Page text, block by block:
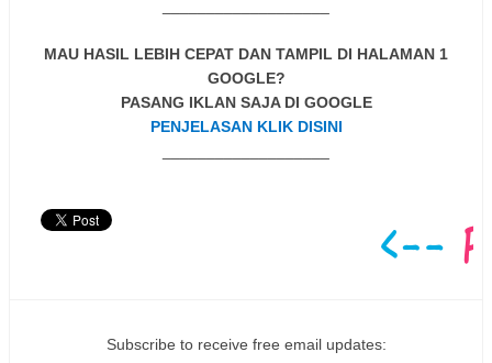
MAU HASIL LEBIH CEPAT DAN TAMPIL DI HALAMAN 1
GOOGLE?
PASANG IKLAN SAJA DI GOOGLE
PENJELASAN KLIK DISINI
Subscribe to receive free email updates: